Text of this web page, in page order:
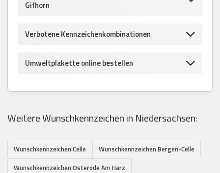
Gifhorn
Verbotene Kennzeichenkombinationen
Umweltplakette online bestellen
Weitere Wunschkennzeichen in Niedersachsen:
Wunschkennzeichen Celle
Wunschkennzeichen Bergen-Celle
Wunschkennzeichen Osterode Am Harz